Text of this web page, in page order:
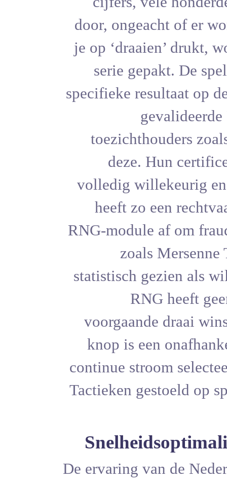
door,
je op
serie
specifieke
volledig
heeft
RNG-
statistisch
knop is
continue
Tactieken
De ervaring